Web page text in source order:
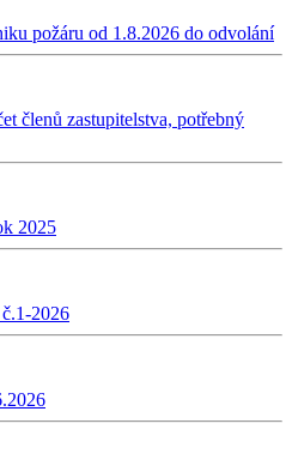
požáru od 1.8.2026 do odvolání
členů zastupitelstva, potřebný
2025
2026